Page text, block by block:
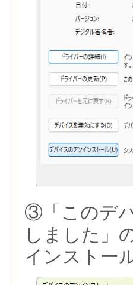
③「このデ
しました」
インストー